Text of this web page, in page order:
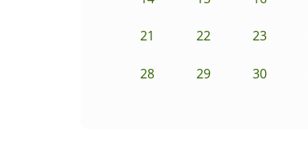
21 22 23
28 29 30